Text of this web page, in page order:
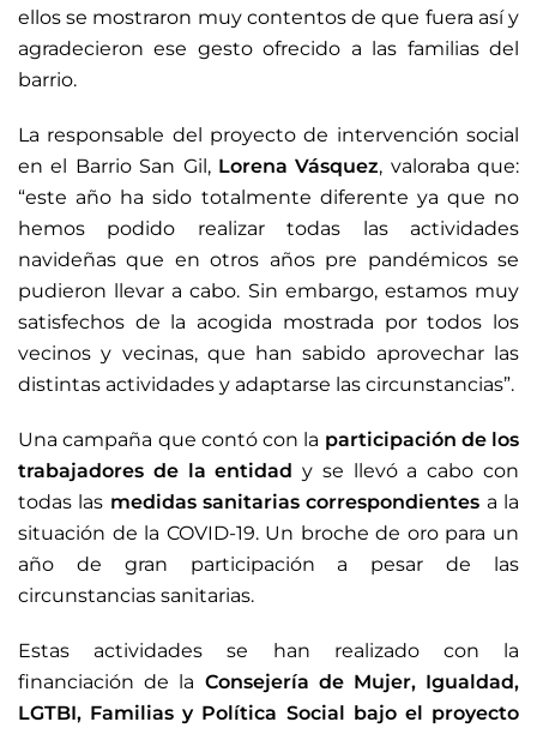
ellos se mostraron muy contentos de que fuera así y
agradecieron ese gesto ofrecido a las familias del
barrio.
La responsable del proyecto de intervención social
en el Barrio San Gil, Lorena Vásquez, valoraba que:
“este año ha sido totalmente diferente ya que no
hemos podido realizar todas las actividades
navideñas que en otros años pre pandémicos se
pudieron llevar a cabo. Sin embargo, estamos muy
satisfechos de la acogida mostrada por todos los
vecinos y vecinas, que han sabido aprovechar las
distintas actividades y adaptarse las circunstancias”.
Una campaña que contó con la participación de los
trabajadores de la entidad y se llevó a cabo con
todas las medidas sanitarias correspondientes a la
situación de la COVID-19. Un broche de oro para un
año de gran participación a pesar de las
circunstancias sanitarias.
Estas actividades se han realizado con la
financiación de la Consejería de Mujer, Igualdad,
LGTBI, Familias y Política Social bajo el proyecto